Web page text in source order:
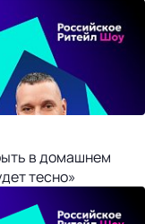
в домашнем
тесно»